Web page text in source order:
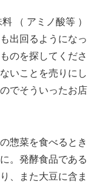
（ アミノ酸等 ）
出回るようになっ
のを探してくださ
いことを売りにし
でそういったお店
惣菜を食べるとき
。発酵食品である
、また大豆に含ま